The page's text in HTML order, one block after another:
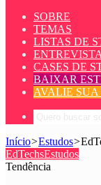
SOBRE
TEMAS
LISTAS DE
CASES DE
BAIXAR
AVALIE SUA
Início>Estudos>
EdTechsEstudos
Tendência